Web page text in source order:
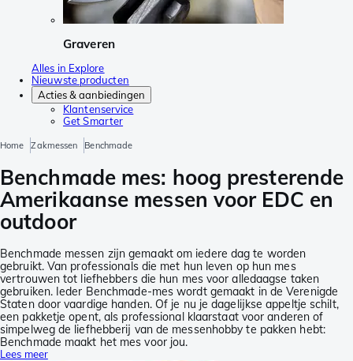
Graveren
Alles in Explore
Nieuwste producten
Acties & aanbiedingen
Klantenservice
Get Smarter
Home Zakmessen Benchmade
Benchmade mes: hoog presterende
Amerikaanse messen voor EDC en
outdoor
Benchmade messen zijn gemaakt om iedere dag te worden
gebruikt. Van professionals die met hun leven op hun mes
vertrouwen tot liefhebbers die hun mes voor alledaagse taken
gebruiken. Ieder Benchmade-mes wordt gemaakt in de Verenigde
Staten door vaardige handen. Of je nu je dagelijkse appeltje schilt,
een pakketje opent, als professional klaarstaat voor anderen of
simpelweg de liefhebberij van de messenhobby te pakken hebt:
Benchmade maakt het mes voor jou.
Lees meer